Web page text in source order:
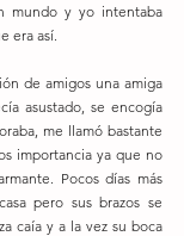
mundo y yo intentaba
era así.
de amigos una amiga
asustado, se encogía
me llamó bastante
importancia ya que no
Pocos días más
pero sus brazos se
caía y a la vez su boca